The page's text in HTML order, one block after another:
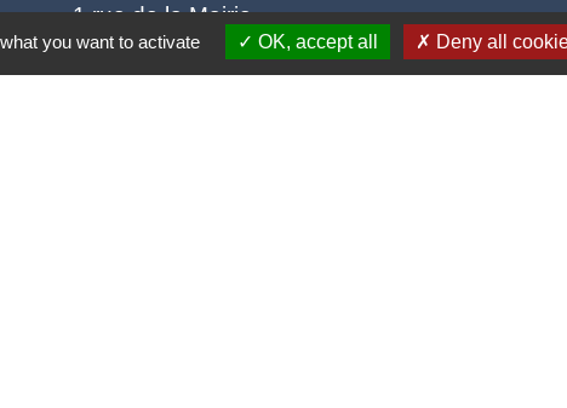
1 rue de la Mairie
81700 Puylaurens - FRANCE
+33 5 63 75 00 18
you want to activate OK, accept all Deny all